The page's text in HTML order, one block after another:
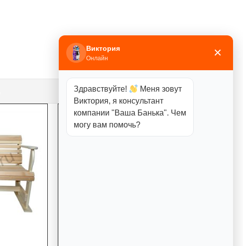
Виктория
Онлайн ×
Здравствуйте!
Меня зовут
Виктория, я консультант
компании "Ваша Банька". Чем
могу вам помочь?